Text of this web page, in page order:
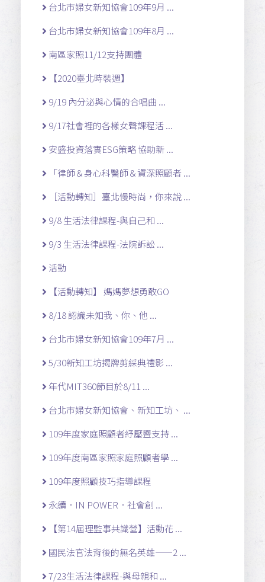
台北市婦女新知協會109年9月 ...
台北市婦女新知協會109年8月 ...
南區家照11/12支持團體
【2020臺北時裝週】
9/19 內分泌與心情的合唱曲 ...
9/17社會裡的各樣女聲課程活 ...
安盛投資落實ESG策略 協助新 ...
「律師＆身心科醫師＆資深照顧者 ...
［活動轉知］臺北慢時尚，你來說 ...
9/8 生活法律課程-與自己和 ...
9/3 生活法律課程-法院訴訟 ...
活動
【活動轉知】 媽媽夢想勇敢GO
8/18 認識未知我、你、他 ...
台北市婦女新知協會109年7月 ...
5/30新知工坊揭牌剪綵典禮影 ...
年代MIT360節目於8/11 ...
台北市婦女新知協會、新知工坊、 ...
109年度家庭照顧者紓壓暨支持 ...
109年度南區家照家庭照顧者學 ...
109年度照顧技巧指導課程
永續．IN POWER．社會創 ...
【第14屆理監事共識營】活動花 ...
國民法官法背後的無名英雄——2 ...
7/23生活法律課程-與母親和 ...